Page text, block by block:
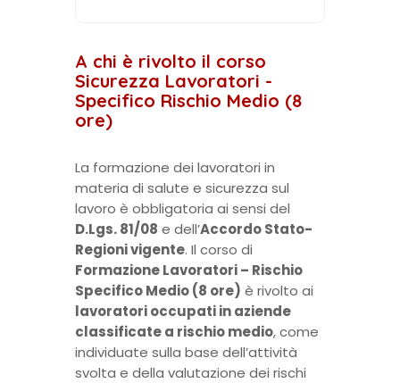
A chi è rivolto il corso
Sicurezza Lavoratori -
Specifico Rischio Medio (8
ore)
La formazione dei lavoratori in
materia di salute e sicurezza sul
lavoro è obbligatoria ai sensi del
D.Lgs. 81/08 e dell’Accordo Stato-
Regioni vigente. Il corso di
Formazione Lavoratori – Rischio
Specifico Medio (8 ore) è rivolto ai
lavoratori occupati in aziende
classificate a rischio medio, come
individuate sulla base dell’attività
svolta e della valutazione dei rischi